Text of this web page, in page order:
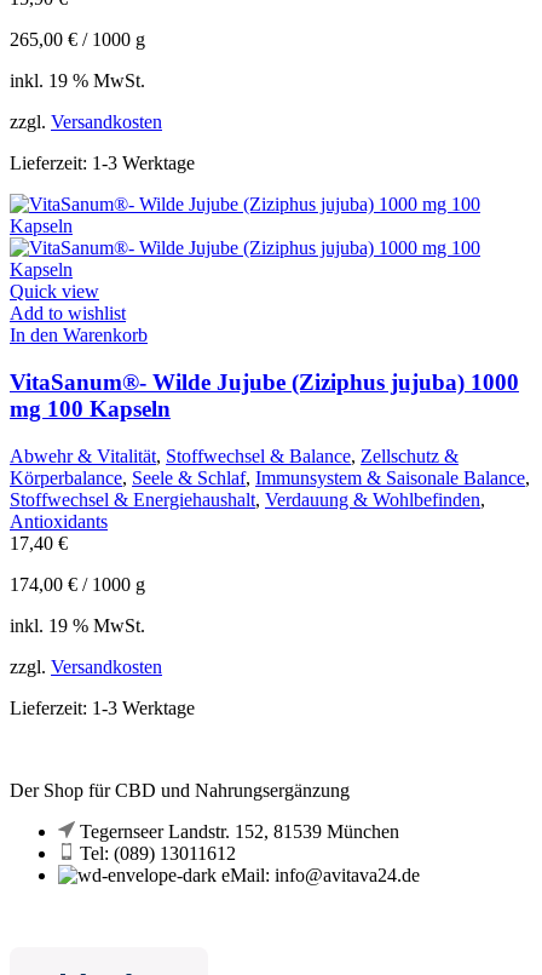
265,00 € / 1000 g
inkl. 19 % MwSt.
zzgl. Versandkosten
Lieferzeit: 1-3 Werktage
Quick view
Add to wishlist
In den Warenkorb
VitaSanum®- Wilde Jujube (Ziziphus jujuba) 1000
mg 100 Kapseln
Abwehr & Vitalität, Stoffwechsel & Balance, Zellschutz &
Körperbalance, Seele & Schlaf, Immunsystem & Saisonale Balance,
Stoffwechsel & Energiehaushalt, Verdauung & Wohlbefinden,
Antioxidants
17,40 €
174,00 € / 1000 g
inkl. 19 % MwSt.
zzgl. Versandkosten
Lieferzeit: 1-3 Werktage
Der Shop für CBD und Nahrungsergänzung
Tegernseer Landstr. 152, 81539 München
Tel: (089) 13011612
eMail: info@avitava24.de